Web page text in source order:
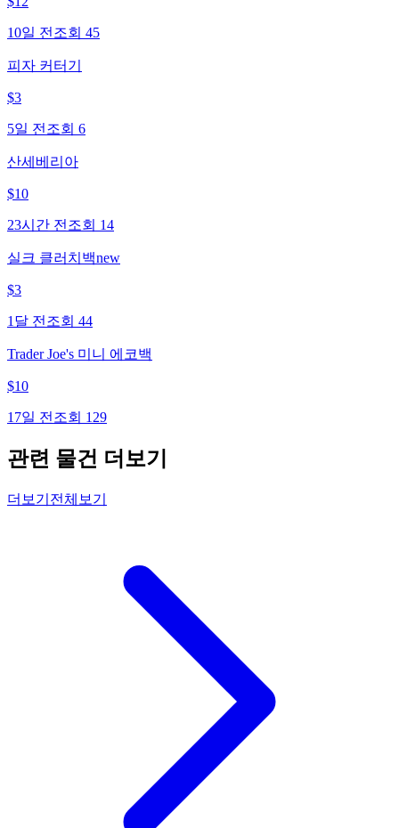
10일 전 조회 45
피자 커터기
$3
5일 전 조회 6
산세베리아
$10
23시간 전 조회 14
실크 클러치백new
$3
1달 전 조회 44
Trader Joe's 미니 에코백
$10
17일 전 조회 129
관련 물건 더보기
더보기 전체보기